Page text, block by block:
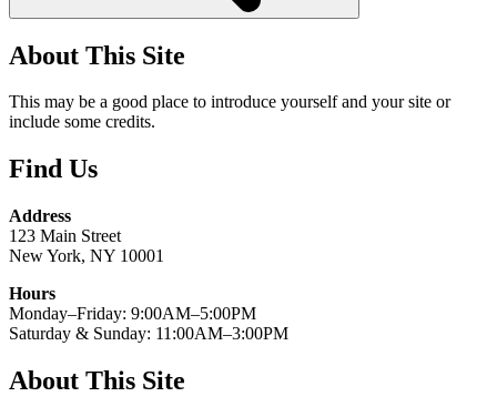
About This Site
This may be a good place to introduce yourself and your site or
include some credits.
Find Us
Address
123 Main Street
New York, NY 10001
Hours
Monday–Friday: 9:00AM–5:00PM
Saturday & Sunday: 11:00AM–3:00PM
About This Site